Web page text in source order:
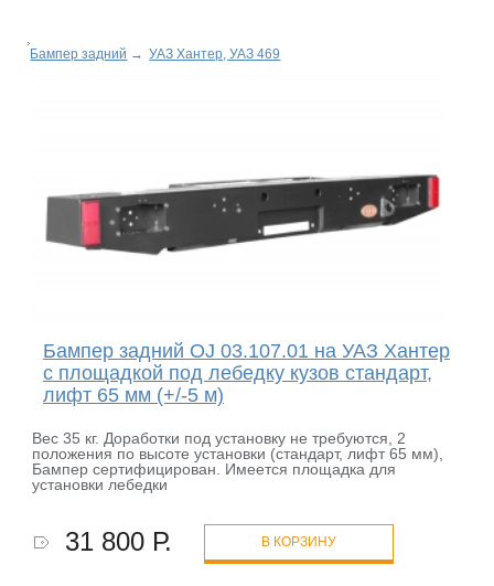
Бампер задний → УАЗ Хантер, УАЗ 469
Бампер задний OJ 03.107.01 на УАЗ Хантер
с площадкой под лебедку кузов стандарт,
лифт 65 мм (+/-5 м)
Вес 35 кг. Доработки под установку не требуются, 2
положения по высоте установки (стандарт, лифт 65 мм),
Бампер сертифицирован. Имеется площадка для
установки лебедки
31 800 Р. В КОРЗИНУ